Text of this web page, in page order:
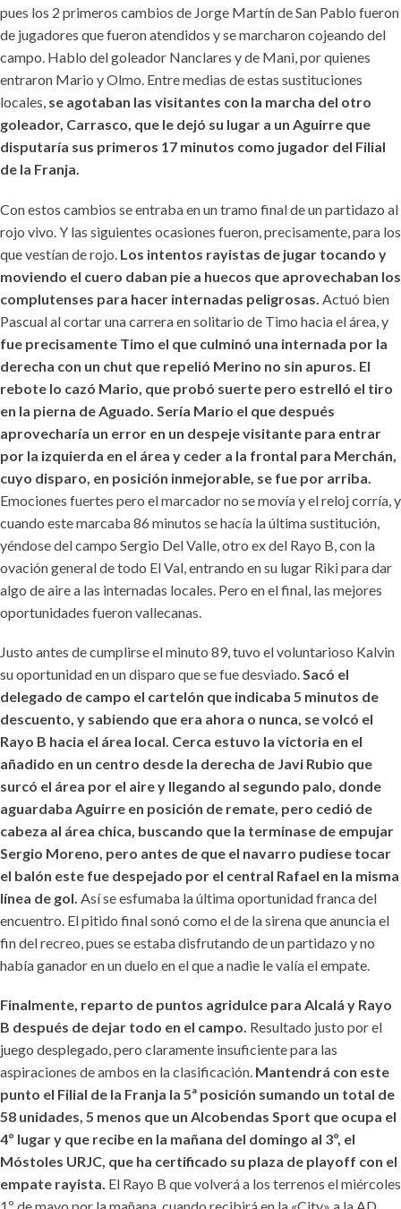
pues los 2 primeros cambios de Jorge Martín de San Pablo fueron
de jugadores que fueron atendidos y se marcharon cojeando del
campo. Hablo del goleador Nanclares y de Mani, por quienes
entraron Mario y Olmo. Entre medias de estas sustituciones
locales, se agotaban las visitantes con la marcha del otro
goleador, Carrasco, que le dejó su lugar a un Aguirre que
disputaría sus primeros 17 minutos como jugador del Filial
de la Franja.
Con estos cambios se entraba en un tramo final de un partidazo al
rojo vivo. Y las siguientes ocasiones fueron, precisamente, para los
que vestían de rojo. Los intentos rayistas de jugar tocando y
moviendo el cuero daban pie a huecos que aprovechaban los
complutenses para hacer internadas peligrosas. Actuó bien
Pascual al cortar una carrera en solitario de Timo hacia el área, y
fue precisamente Timo el que culminó una internada por la
derecha con un chut que repelió Merino no sin apuros. El
rebote lo cazó Mario, que probó suerte pero estrelló el tiro
en la pierna de Aguado. Sería Mario el que después
aprovecharía un error en un despeje visitante para entrar
por la izquierda en el área y ceder a la frontal para Merchán,
cuyo disparo, en posición inmejorable, se fue por arriba.
Emociones fuertes pero el marcador no se movía y el reloj corría, y
cuando este marcaba 86 minutos se hacía la última sustitución,
yéndose del campo Sergio Del Valle, otro ex del Rayo B, con la
ovación general de todo El Val, entrando en su lugar Riki para dar
algo de aire a las internadas locales. Pero en el final, las mejores
oportunidades fueron vallecanas.
Justo antes de cumplirse el minuto 89, tuvo el voluntarioso Kalvin
su oportunidad en un disparo que se fue desviado. Sacó el
delegado de campo el cartelón que indicaba 5 minutos de
descuento, y sabiendo que era ahora o nunca, se volcó el
Rayo B hacia el área local. Cerca estuvo la victoria en el
añadido en un centro desde la derecha de Javi Rubio que
surcó el área por el aire y llegando al segundo palo, donde
aguardaba Aguirre en posición de remate, pero cedió de
cabeza al área chica, buscando que la terminase de empujar
Sergio Moreno, pero antes de que el navarro pudiese tocar
el balón este fue despejado por el central Rafael en la misma
línea de gol. Así se esfumaba la última oportunidad franca del
encuentro. El pitido final sonó como el de la sirena que anuncia el
fin del recreo, pues se estaba disfrutando de un partidazo y no
había ganador en un duelo en el que a nadie le valía el empate.
Finalmente, reparto de puntos agridulce para Alcalá y Rayo
B después de dejar todo en el campo. Resultado justo por el
juego desplegado, pero claramente insuficiente para las
aspiraciones de ambos en la clasificación. Mantendrá con este
punto el Filial de la Franja la 5ª posición sumando un total de
58 unidades, 5 menos que un Alcobendas Sport que ocupa el
4º lugar y que recibe en la mañana del domingo al 3º, el
Móstoles URJC, que ha certificado su plaza de playoff con el
empate rayista. El Rayo B que volverá a los terrenos el miércoles